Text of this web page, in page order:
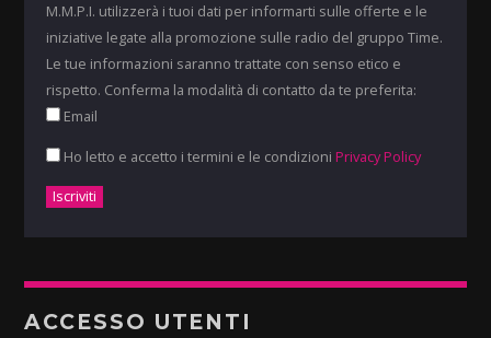
M.M.P.I. utilizzerà i tuoi dati per informarti sulle offerte e le
iniziative legate alla promozione sulle radio del gruppo Time.
Le tue informazioni saranno trattate con senso etico e
rispetto. Conferma la modalità di contatto da te preferita:
Email
Ho letto e accetto i termini e le condizioni Privacy Policy
ACCESSO UTENTI